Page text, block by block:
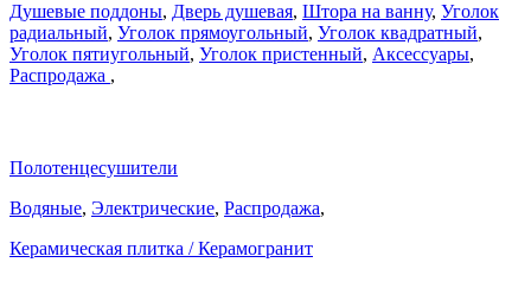
Душевые поддоны, Дверь душевая, Штора на ванну, Уголок
радиальный, Уголок прямоугольный, Уголок квадратный,
Уголок пятиугольный, Уголок пристенный, Аксессуары,
Распродажа ,
Полотенцесушители
Водяные, Электрические, Распродажа,
Керамическая плитка / Керамогранит